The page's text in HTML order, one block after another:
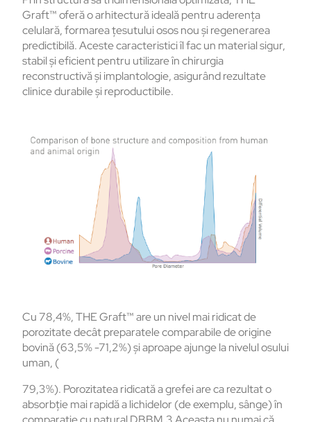
Graft™ oferă o arhitectură ideală pentru aderența
celulară, formarea țesutului osos nou și regenerarea
predictibilă. Aceste caracteristici îl fac un material sigur,
stabil și eficient pentru utilizare în chirurgia
reconstructivă și implantologie, asigurând rezultate
clinice durabile și reproductibile.
Cu 78,4%, THE Graft™ are un nivel mai ridicat de
porozitate decât preparatele comparabile de origine
bovină (63,5% -71,2%) și aproape ajunge la nivelul osului
uman, (
79,3%). Porozitatea ridicată a grefei are ca rezultat o
absorbție mai rapidă a lichidelor (de exemplu, sânge) în